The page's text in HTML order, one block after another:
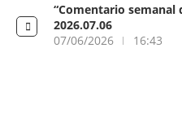
“Comentario semanal
2026.07.06
07/06/2026
16:43